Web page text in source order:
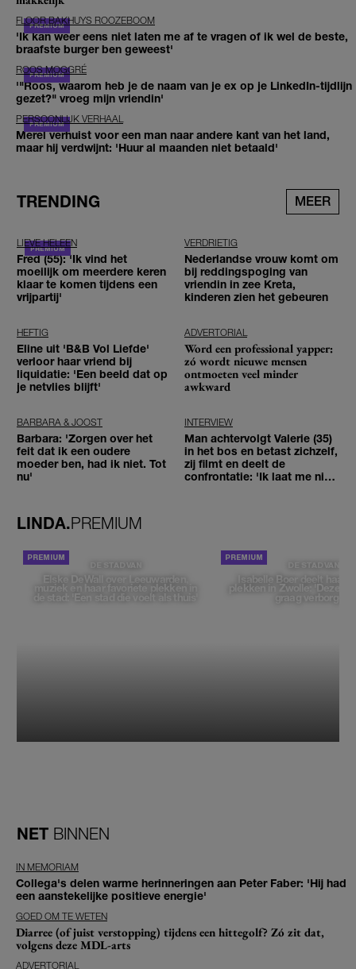
FLOOR BAKHUYS ROOZEBOOM
'Ik kan weer eens niet laten me af te vragen of ik wel de beste,
braafste burger ben geweest'
ROOS MOGGRÉ
'"Roos, waarom heb je de naam van je ex op je LinkedIn-tijdlijn
gezet?" vroeg mijn vriendin'
PERSOONLIJK VERHAAL
Merel verhuist voor een man naar andere kant van het land,
maar hij verdwijnt: 'Huur al maanden niet betaald'
TRENDING MEER
LIEVE HELEEN
Fred (55): 'Ik vind het
moeilijk om meerdere keren
klaar te komen tijdens een
vrijpartij'
VERDRIETIG
Nederlandse vrouw komt om
bij reddingspoging van
vriendin in zee Kreta,
kinderen zien het gebeuren
HEFTIG
Eline uit 'B&B Vol Liefde'
verloor haar vriend bij
liquidatie: 'Een beeld dat op
je netvlies blijft'
ADVERTORIAL
Word een professional yapper:
zó wordt nieuwe mensen
ontmoeten veel minder
awkward
BARBARA & JOOST
Barbara: 'Zorgen over het
feit dat ik een oudere
moeder ben, had ik niet. Tot
nu'
INTERVIEW
Man achtervolgt Valerie (35)
in het bos en betast zichzelf,
zij filmt en deelt de
confrontatie: 'Ik laat me niet
LINDA.PREMIUM
DE STAD VAN
Elske DeWall over Leeuwarden,
muziek en haar favoriete plekken in
de stad: 'Een stad die voelt als thuis'
DE STAD VAN
Isabelle Boer deelt haar
plekken in Zwolle: 'Deze
graag verborgen'
NET BINNEN
IN MEMORIAM
Collega's delen warme herinneringen aan Peter Faber: 'Hij had
een aanstekelijke positieve energie'
GOED OM TE WETEN
Diarree (of juist verstopping) tijdens een hittegolf? Zó zit dat,
volgens deze MDL-arts
ADVERTORIAL